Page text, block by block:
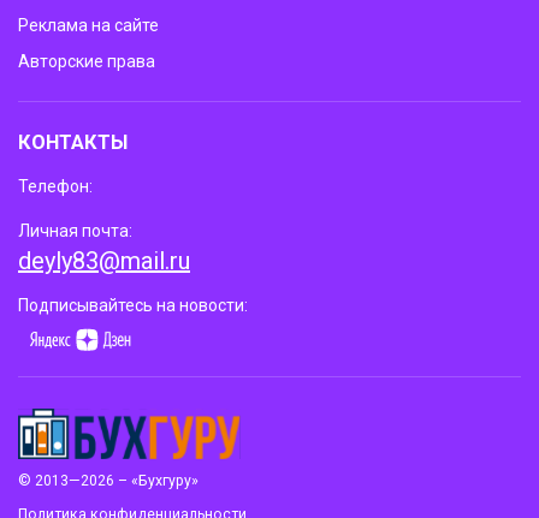
© 2013—2026 – «Бухгуру»
Политика конфиденциальности
Реклама на сайте
Авторские права
КОНТАКТЫ
Телефон:
Личная почта:
deyly83@mail.ru
Подписывайтесь на новости: